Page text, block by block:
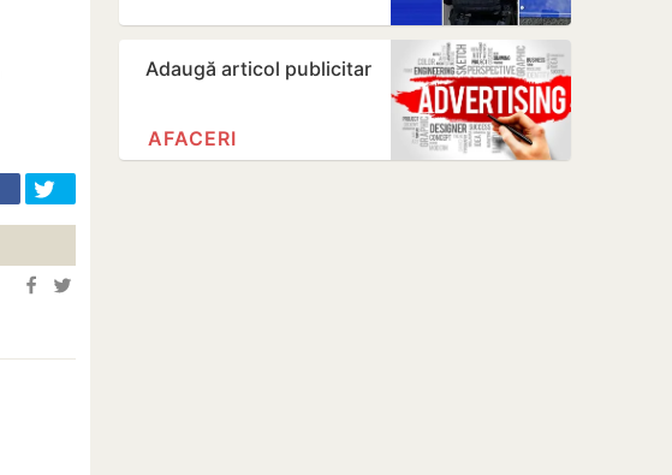
de…
Adaugă articol publicitar
AFACERI